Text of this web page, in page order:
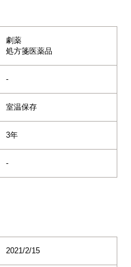
劇薬
処方箋医薬品
-
室温保存
3年
-
2021/2/15